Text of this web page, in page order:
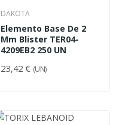
DAKOTA
Elemento Base De 2
Mm Blister TER04-
4209EB2 250 UN
23,42 € (UN)